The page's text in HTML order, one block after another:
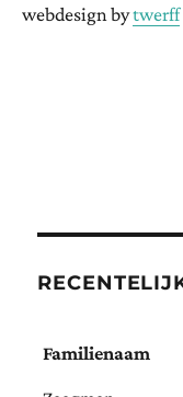
webdesign bytwerff
Familienaam